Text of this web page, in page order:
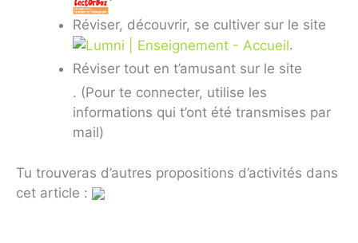
Réviser, découvrir, se cultiver sur le site
.
Réviser tout en t’amusant sur le site
. (Pour te connecter, utilise les
informations qui t’ont été transmises par
mail)
Tu trouveras d’autres propositions d’activités dans
cet article :